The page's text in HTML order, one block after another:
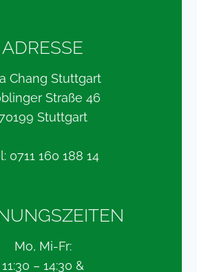
ADRESSE
Chang Stuttgart
Straße 46
Stuttgart
0711 160 188 14
Mo, Mi-Fr:
11:30 – 14:30 &